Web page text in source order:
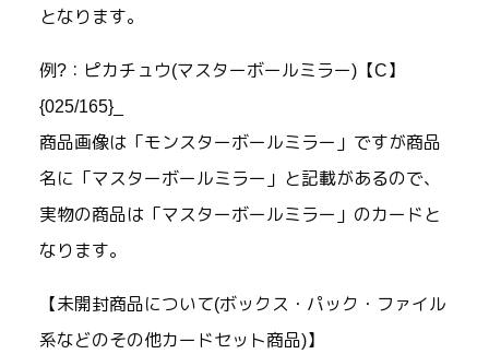
となります。
例?：ピカチュウ(マスターボールミラー)【C】
{025/165}_
商品画像は「モンスターボールミラー」ですが商品
名に「マスターボールミラー」と記載があるので、
実物の商品は「マスターボールミラー」のカードと
なります。
【未開封商品について(ボックス・パック・ファイル
系などのその他カードセット商品)】